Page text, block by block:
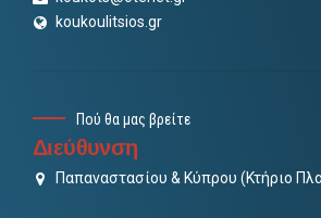
koukoulitsios.gr
Πού θα μας βρείτε
Διεύθυνση
Παπαναστασίου & Κύπρου (Κτήριο